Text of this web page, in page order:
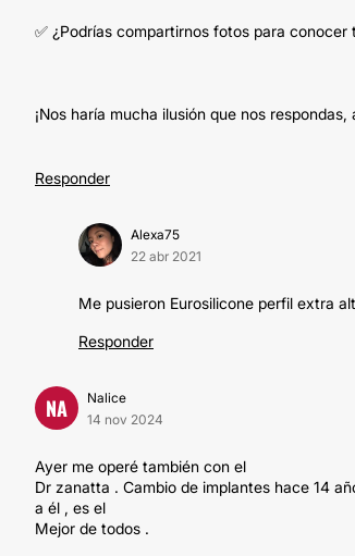
✅ ¿Podrías compartirnos fotos para conocer
¡Nos haría mucha ilusión que nos
Responder
Alexa75
22 abr 2021
Me pusieron Eurosilicone perfil extra
Responder
NA
Nalice
14 nov 2024
Ayer me operé también con el
Dr zanatta . Cambio de implantes hace 14
a él , es el
Mejor de todos .